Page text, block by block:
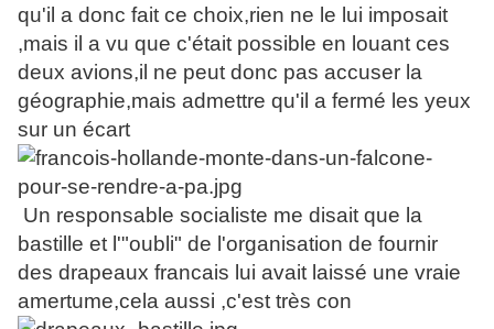
qu'il a donc fait ce choix,rien ne le lui imposait
,mais il a vu que c'était possible en louant ces
deux avions,il ne peut donc pas accuser la
géographie,mais admettre qu'il a fermé les yeux
sur un écart
Un responsable socialiste me disait que la
bastille et l'"oubli" de l'organisation de fournir
des drapeaux francais lui avait laissé une vraie
amertume,cela aussi ,c'est très con